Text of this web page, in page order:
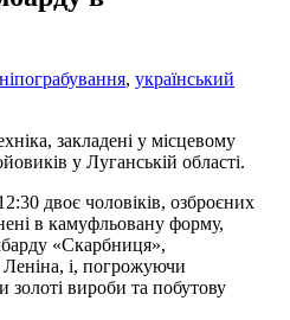
пограбування, український
закладені у місцевому
у Луганській області.
двоє чоловіків, озброєних
в камуфльовану форму,
«Скарбниця»,
і, погрожуючи
золоті вироби та побутову